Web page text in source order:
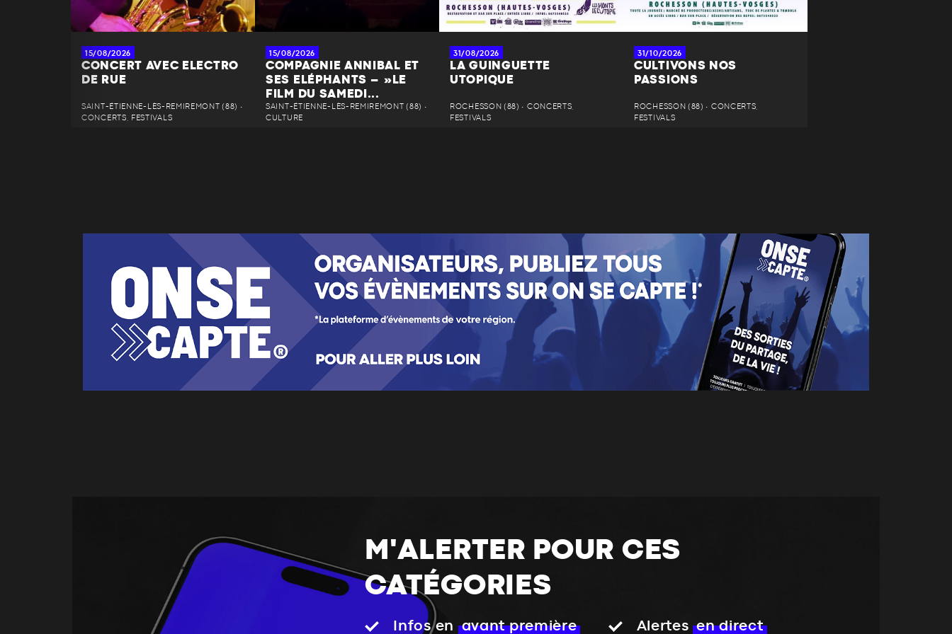
15/08/2026
CONCERT AVEC ELECTRO
DE RUE
SAINT-ÉTIENNE-LÈS-REMIREMONT (88) •
CONCERTS, FESTIVALS
15/08/2026
COMPAGNIE ANNIBAL ET
SES ELÉPHANTS – »LE
FILM DU SAMEDI...
SAINT-ÉTIENNE-LÈS-REMIREMONT (88) •
CULTURE
31/08/2026
LA GUINGUETTE
UTOPIQUE
ROCHESSON (88) • CONCERTS,
FESTIVALS
31/10/2026
CULTIVONS NOS
PASSIONS
ROCHESSON (88) • CONCERTS,
FESTIVALS
M'ALERTER POUR CES
CATÉGORIES
Infos en avant première Alertes en direct